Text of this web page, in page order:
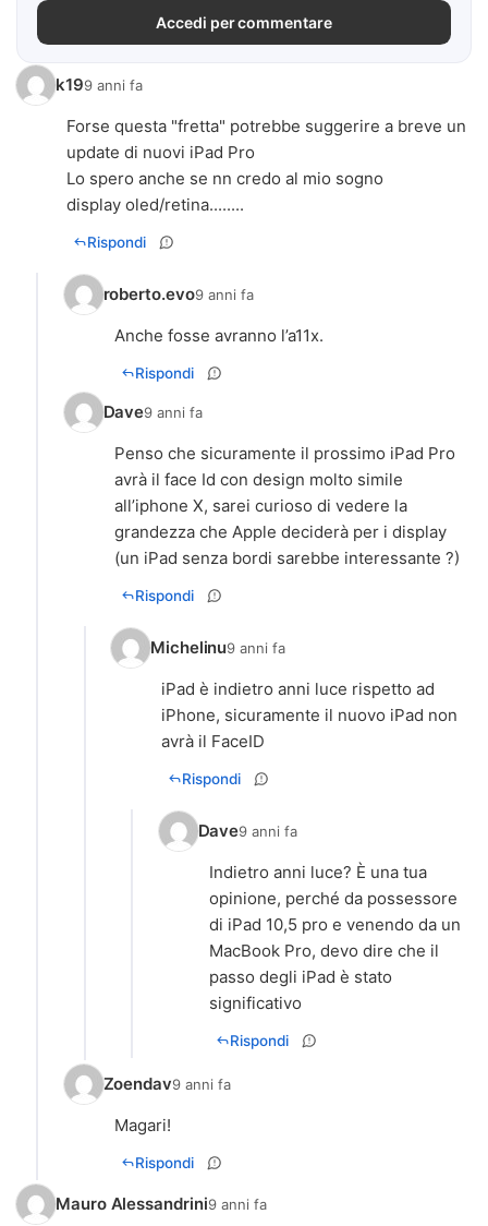
Accedi per commentare
k199 anni fa
Forse questa "fretta" potrebbe suggerire a breve un
update di nuovi iPad Pro
Lo spero anche se nn credo al mio sogno
display oled/retina........
Rispondi
roberto.evo9 anni fa
Anche fosse avranno l’a11x.
Rispondi
Dave9 anni fa
Penso che sicuramente il prossimo iPad Pro
avrà il face Id con design molto simile
all’iphone X, sarei curioso di vedere la
grandezza che Apple deciderà per i display
(un iPad senza bordi sarebbe interessante ?)
Rispondi
Michelinu9 anni fa
iPad è indietro anni luce rispetto ad
iPhone, sicuramente il nuovo iPad non
avrà il FaceID
Rispondi
Dave9 anni fa
Indietro anni luce? È una tua
opinione, perché da possessore
di iPad 10,5 pro e venendo da un
MacBook Pro, devo dire che il
passo degli iPad è stato
significativo
Rispondi
Zoendav9 anni fa
Magari!
Rispondi
Mauro Alessandrini9 anni fa